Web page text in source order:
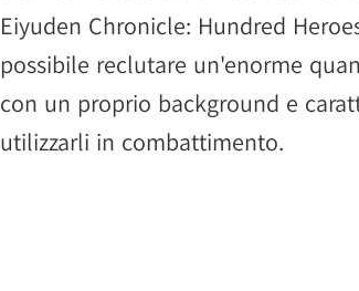
Eiyuden Chronicle: Hundred
possibile reclutare un'enorme
con un proprio background e
utilizzarli in combattimento.